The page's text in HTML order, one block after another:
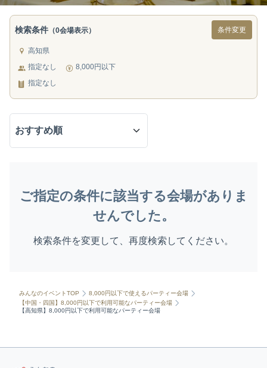
検索条件 （0会場表示） 条件変更
高知県
指定なし
8,000円以下
指定なし
ご指定の条件に該当する会場がありま
せんでした。
検索条件を変更して、再度検索してください。
みんなのイベントTOP
8,000円以下で使えるパーティー会場
【中国・四国】8,000円以下で利用可能なパーティー会場
【高知県】8,000円以下で利用可能なパーティー会場